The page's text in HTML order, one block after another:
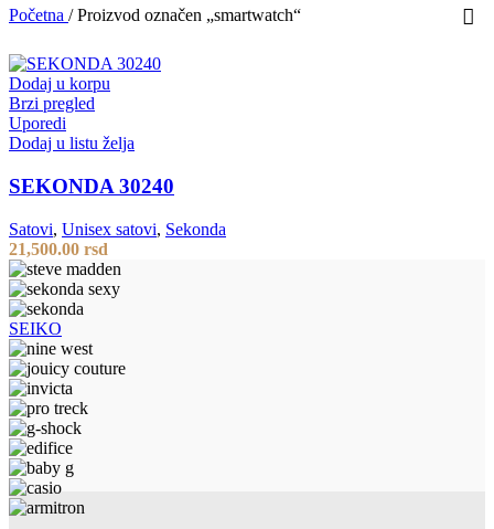
Početna / Proizvod označen „smartwatch“
Dodaj u korpu
Brzi pregled
Uporedi
Dodaj u listu želja
SEKONDA 30240
Satovi, Unisex satovi, Sekonda
21,500.00 rsd
SEIKO